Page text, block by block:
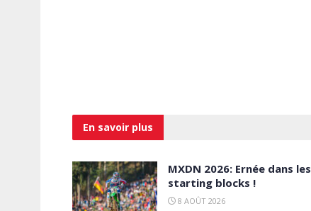
En savoir plus
MXDN 2026: Ernée dans les
starting blocks !
8 AOÛT 2026